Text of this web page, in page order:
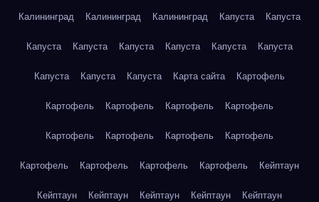
Калининград Калининград Калининград Капуста Капуста
Капуста Капуста Капуста Капуста Капуста Капуста
Капуста Капуста Капуста Карта сайта Картофель
Картофель Картофель Картофель Картофель
Картофель Картофель Картофель Картофель
Картофель Картофель Картофель Картофель Кейптаун
Кейптаун Кейптаун Кейптаун Кейптаун Кейптаун